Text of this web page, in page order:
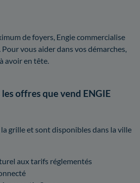
de foyers, Engie commercialise
vous aider dans vos démarches,
avoir en tête.
offres que vend ENGIE
grille et sont disponibles dans la ville
aux tarifs réglementés